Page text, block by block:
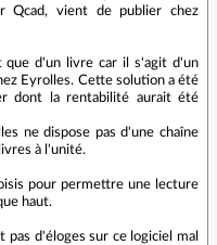
vient de publier chez
que d'un livre car il s'agit d'un
Eyrolles. Cette solution a été
dont la rentabilité aurait été
ne dispose pas d'une chaîne
à l'unité.
pour permettre une lecture
haut.
pas d'éloges sur ce logiciel mal